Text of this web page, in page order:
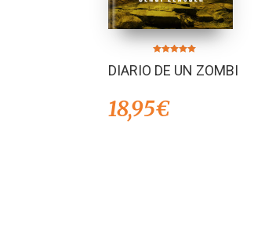
5.00
de 5
DIARIO DE UN ZOMBI
18,95€